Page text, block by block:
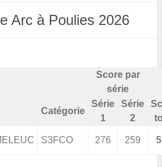
Arc à Poulies 2026
Score par
série
Catégorie
Série
1
Série
2
S3FCO 276 259